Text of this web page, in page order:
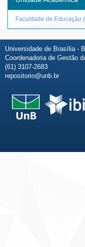
Faculdade de Educação
Universidade de Brasília -
Coordenadoria de Gestão
(61) 3107-2683
repositorio@unb.br